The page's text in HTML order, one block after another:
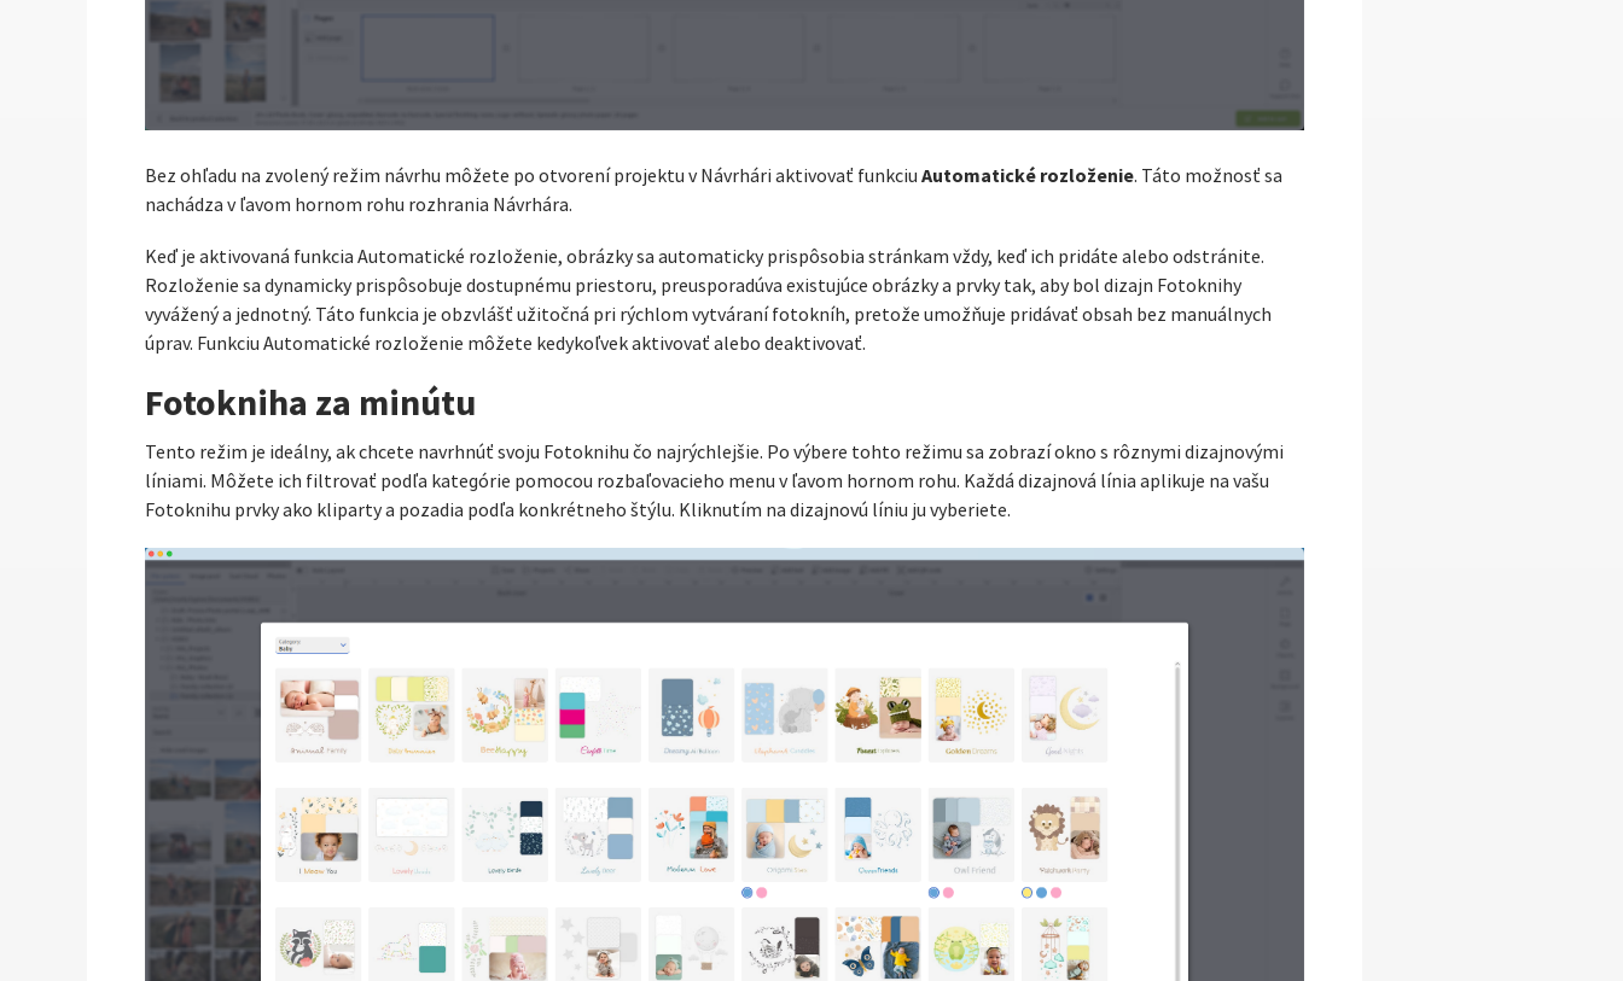
Bez ohľadu na zvolený režim návrhu môžete po otvorení projektu v Návrhári aktivovať funkciu Automatické rozloženie. Táto možnosť sa
nachádza v ľavom hornom rohu rozhrania Návrhára.
Keď je aktivovaná funkcia Automatické rozloženie, obrázky sa automaticky prispôsobia stránkam vždy, keď ich pridáte alebo odstránite.
Rozloženie sa dynamicky prispôsobuje dostupnému priestoru, preusporadúva existujúce obrázky a prvky tak, aby bol dizajn Fotoknihy
vyvážený a jednotný. Táto funkcia je obzvlášť užitočná pri rýchlom vytváraní fotokníh, pretože umožňuje pridávať obsah bez manuálnych
úprav. Funkciu Automatické rozloženie môžete kedykoľvek aktivovať alebo deaktivovať.
Fotokniha za minútu
Tento režim je ideálny, ak chcete navrhnúť svoju Fotoknihu čo najrýchlejšie. Po výbere tohto režimu sa zobrazí okno s rôznymi dizajnovými
líniami. Môžete ich filtrovať podľa kategórie pomocou rozbaľovacieho menu v ľavom hornom rohu. Každá dizajnová línia aplikuje na vašu
Fotoknihu prvky ako kliparty a pozadia podľa konkrétneho štýlu. Kliknutím na dizajnovú líniu ju vyberiete.